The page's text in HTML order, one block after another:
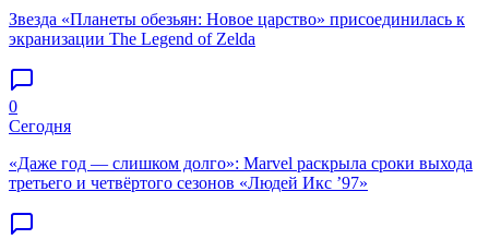
Звезда «Планеты обезьян: Новое царство» присоединилась к
экранизации The Legend of Zelda
0
Сегодня
«Даже год — слишком долго»: Marvel раскрыла сроки выхода
третьего и четвёртого сезонов «Людей Икс ’97»